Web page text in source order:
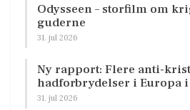
Odysseen – storfilm om
guderne
31. jul 2026
Ny rapport: Flere anti-
hadforbrydelser i Europa i
31. jul 2026